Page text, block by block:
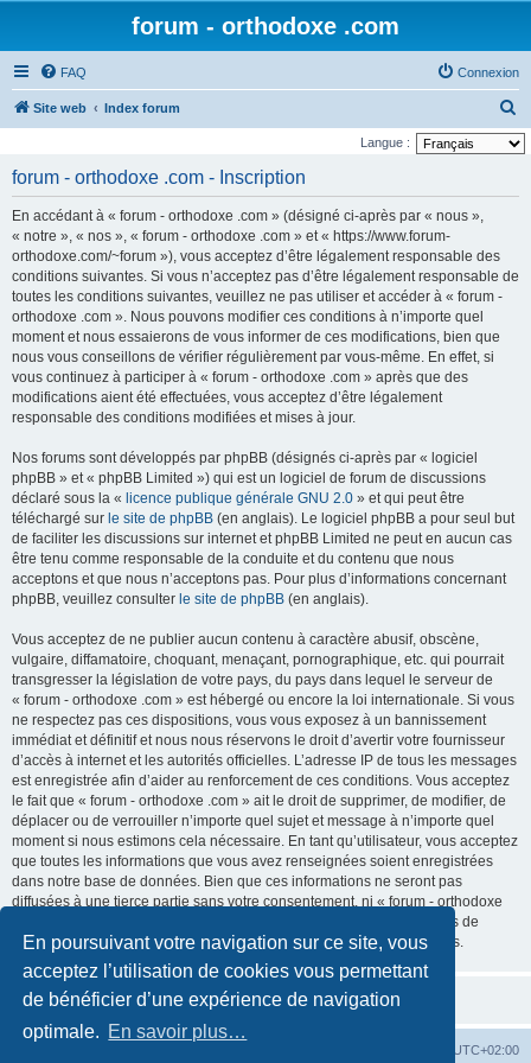
En poursuivant votre navigation sur ce site, vous
acceptez l’utilisation de cookies vous permettant
de bénéficier d’une expérience de navigation
optimale. En savoir plus…
forum - orthodoxe .com
FAQ Connexion
Site web Index forum
e
Langue :
forum - orthodoxe .com - Inscription
En accédant à « forum - orthodoxe .com » (désigné ci-après par « nous »,
« notre », « nos », « forum - orthodoxe .com » et « https://www.forum-
orthodoxe.com/~forum »), vous acceptez d’être légalement responsable des
conditions suivantes. Si vous n’acceptez pas d’être légalement responsable de
toutes les conditions suivantes, veuillez ne pas utiliser et accéder à « forum -
orthodoxe .com ». Nous pouvons modifier ces conditions à n’importe quel
moment et nous essaierons de vous informer de ces modifications, bien que
nous vous conseillons de vérifier régulièrement par vous-même. En effet, si
vous continuez à participer à « forum - orthodoxe .com » après que des
modifications aient été effectuées, vous acceptez d’être légalement
responsable des conditions modifiées et mises à jour.
Nos forums sont développés par phpBB (désignés ci-après par « logiciel
phpBB » et « phpBB Limited ») qui est un logiciel de forum de discussions
déclaré sous la « licence publique générale GNU 2.0 » et qui peut être
téléchargé sur le site de phpBB (en anglais). Le logiciel phpBB a pour seul but
de faciliter les discussions sur internet et phpBB Limited ne peut en aucun cas
être tenu comme responsable de la conduite et du contenu que nous
acceptons et que nous n’acceptons pas. Pour plus d’informations concernant
phpBB, veuillez consulter le site de phpBB (en anglais).
Vous acceptez de ne publier aucun contenu à caractère abusif, obscène,
vulgaire, diffamatoire, choquant, menaçant, pornographique, etc. qui pourrait
transgresser la législation de votre pays, du pays dans lequel le serveur de
« forum - orthodoxe .com » est hébergé ou encore la loi internationale. Si vous
ne respectez pas ces dispositions, vous vous exposez à un bannissement
immédiat et définitif et nous nous réservons le droit d’avertir votre fournisseur
d’accès à internet et les autorités officielles. L’adresse IP de tous les messages
est enregistrée afin d’aider au renforcement de ces conditions. Vous acceptez
le fait que « forum - orthodoxe .com » ait le droit de supprimer, de modifier, de
déplacer ou de verrouiller n’importe quel sujet et message à n’importe quel
moment si nous estimons cela nécessaire. En tant qu’utilisateur, vous acceptez
que toutes les informations que vous avez renseignées soient enregistrées
dans notre base de données. Bien que ces informations ne seront pas
diffusées à une tierce partie sans votre consentement, ni « forum - orthodoxe
.com », ni phpBB, ne pourront être tenus comme responsables en cas de
tentative de piratage informatique visant à compromettre vos données.
UTC+02:00